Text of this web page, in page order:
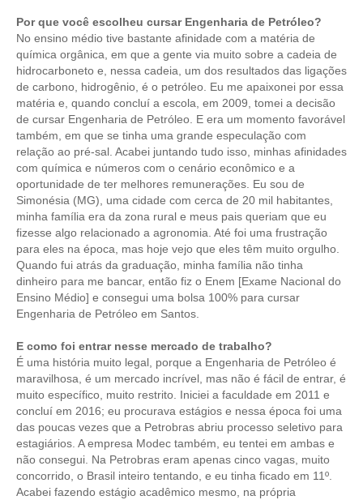
PLATAFORMAS GRATUITAS
BENEFÍCIOS
APOSENTADORIA
CONVÊNIOS
PLANO DE SAÚDE
SEESPPREV
CONSÓRCIOS
CAMPANHAS SALARIAIS
COMUNICAÇÃO
NOTÍCIAS
CONTEÚDO ESPECIAL
JORNAL DO ENGENHEIRO
AGENDA
Por que você escolheu cursar Engenharia de Petróleo?
No ensino médio tive bastante afinidade com a matéria de
química orgânica, em que a gente via muito sobre a cadeia de
hidrocarboneto e, nessa cadeia, um dos resultados das ligações
de carbono, hidrogênio, é o petróleo. Eu me apaixonei por essa
matéria e, quando concluí a escola, em 2009, tomei a decisão
de cursar Engenharia de Petróleo. E era um momento favorável
também, em que se tinha uma grande especulação com
relação ao pré-sal. Acabei juntando tudo isso, minhas afinidades
com química e números com o cenário econômico e a
oportunidade de ter melhores remunerações. Eu sou de
Simonésia (MG), uma cidade com cerca de 20 mil habitantes,
minha família era da zona rural e meus pais queriam que eu
fizesse algo relacionado a agronomia. Até foi uma frustração
para eles na época, mas hoje vejo que eles têm muito orgulho.
Quando fui atrás da graduação, minha família não tinha
dinheiro para me bancar, então fiz o Enem [Exame Nacional do
Ensino Médio] e consegui uma bolsa 100% para cursar
Engenharia de Petróleo em Santos.
E como foi entrar nesse mercado de trabalho?
É uma história muito legal, porque a Engenharia de Petróleo é
maravilhosa, é um mercado incrível, mas não é fácil de entrar, é
muito específico, muito restrito. Iniciei a faculdade em 2011 e
concluí em 2016; eu procurava estágios e nessa época foi uma
das poucas vezes que a Petrobras abriu processo seletivo para
estagiários. A empresa Modec também, eu tentei em ambas e
não consegui. Na Petrobras eram apenas cinco vagas, muito
concorrido, o Brasil inteiro tentando, e eu tinha ficado em 11º.
Acabei fazendo estágio acadêmico mesmo, na própria